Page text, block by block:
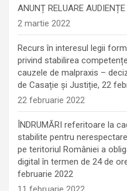
ANUNȚ RELUARE AUDIENȚE
2 martie 2022
Recurs în interesul legii
privind stabilirea
cauzele de malpraxis –
de Casație și Justiție, 22
22 februarie 2022
ÎNDRUMĂRI referitoare la
stabilite pentru
pe teritoriul României a
digital în termen de 24 de
februarie 2022